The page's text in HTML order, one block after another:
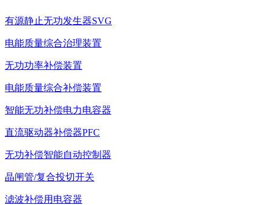
有源静止无功发生器SVG
电能质量综合治理装置
无功功率补偿装置
电能质量综合补偿装置
智能无功补偿电力电容器
直流驱动器补偿器PFC
无功补偿智能自动控制器
晶闸管/复合投切开关
滤波补偿用电容器